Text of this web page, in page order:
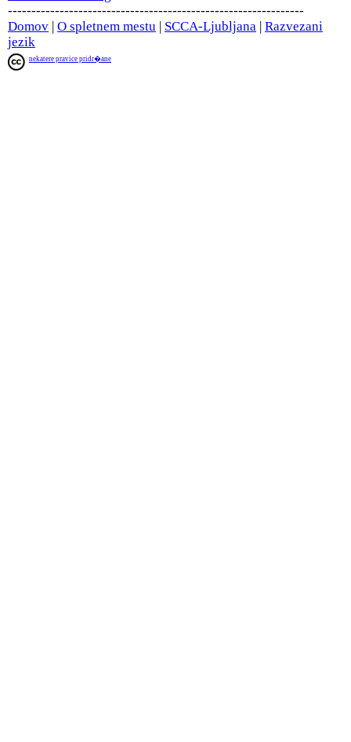
---------------------------------------------------------------
Domov | O spletnem mestu | SCCA-Ljubljana | Razvezani
jezik
nekatere pravice pridr�ane